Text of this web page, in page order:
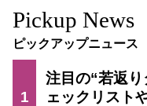
Pickup News
ピックアップニュース
1
注目の“若返
ェックリスト